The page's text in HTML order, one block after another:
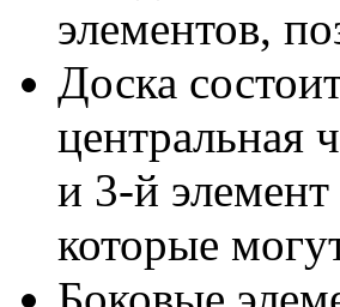
элементов,
Доска
центральная
и 3-й
которые